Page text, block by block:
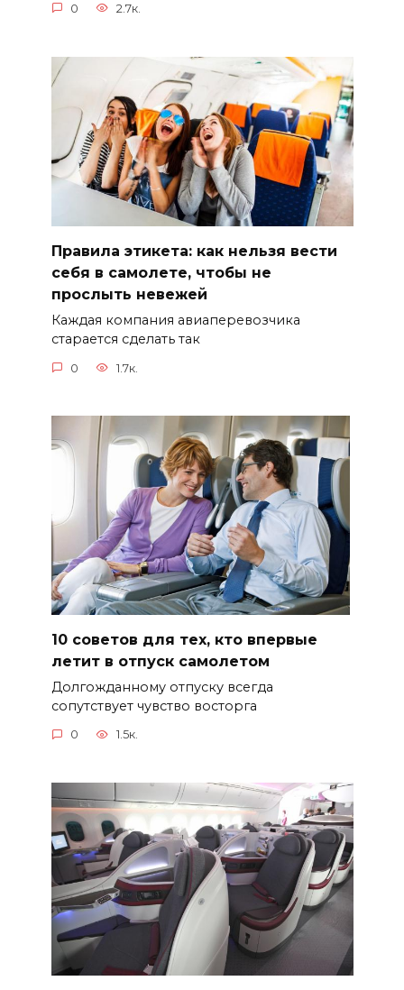
0 2.7к.
Правила этикета: как нельзя вести
себя в самолете, чтобы не
прослыть невежей
Каждая компания авиаперевозчика
старается сделать так
0 1.7к.
10 советов для тех, кто впервые
летит в отпуск самолетом
Долгожданному отпуску всегда
сопутствует чувство восторга
0 1.5к.